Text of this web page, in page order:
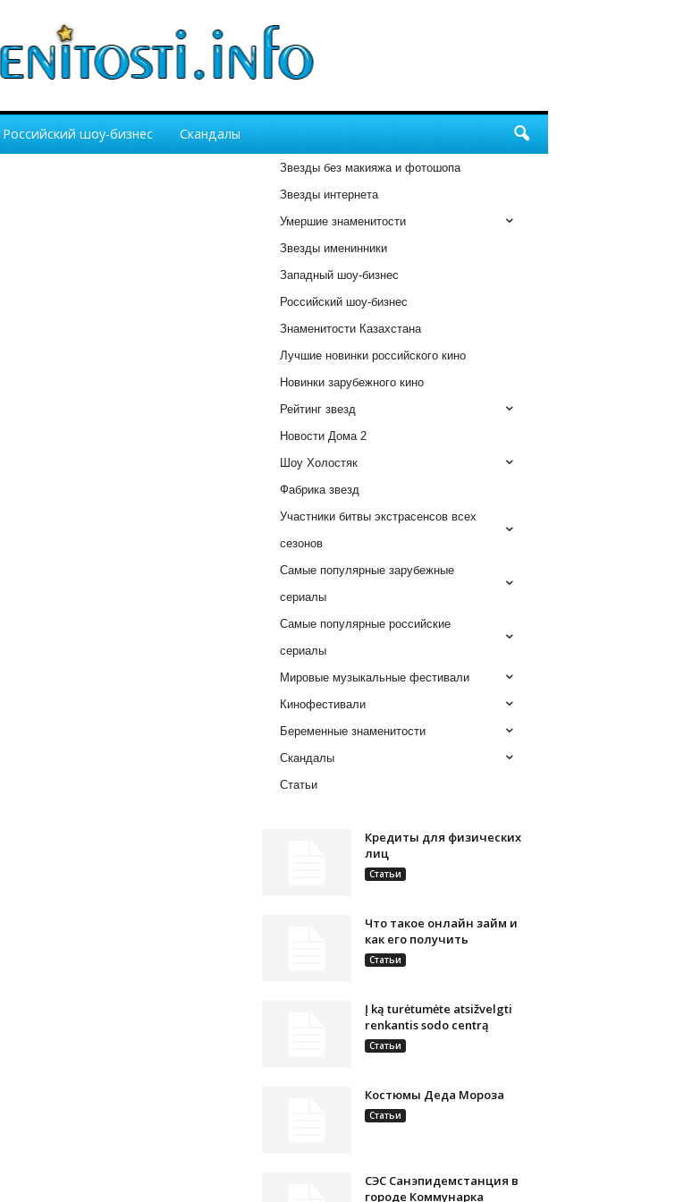
Российский шоу-бизнес Скандалы
Звезды без макияжа и фотошопа
Звезды интернета
Умершие знаменитости
Звезды именинники
Западный шоу-бизнес
Российский шоу-бизнес
Знаменитости Казахстана
Лучшие новинки российского кино
Новинки зарубежного кино
Рейтинг звезд
Новости Дома 2
Шоу Холостяк
Фабрика звезд
Участники битвы экстрасенсов всех
сезонов
Самые популярные зарубежные
сериалы
Самые популярные российские
сериалы
Мировые музыкальные фестивали
Кинофестивали
Беременные знаменитости
Скандалы
Статьи
Кредиты для физических
лиц
Статьи
Что такое онлайн займ и
как его получить
Статьи
Į ką turėtumėte atsižvelgti
renkantis sodo centrą
Статьи
Костюмы Деда Мороза
Статьи
СЭС Санэпидемстанция в
городе Коммунарка